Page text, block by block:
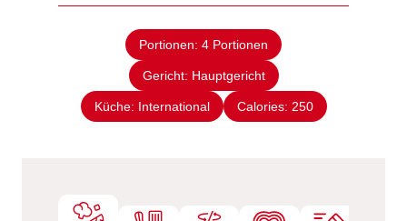
e
i
n
u
t
n
Portionen: 4 Portionen
Gericht: Hauptgericht
Küche: International Calories: 250